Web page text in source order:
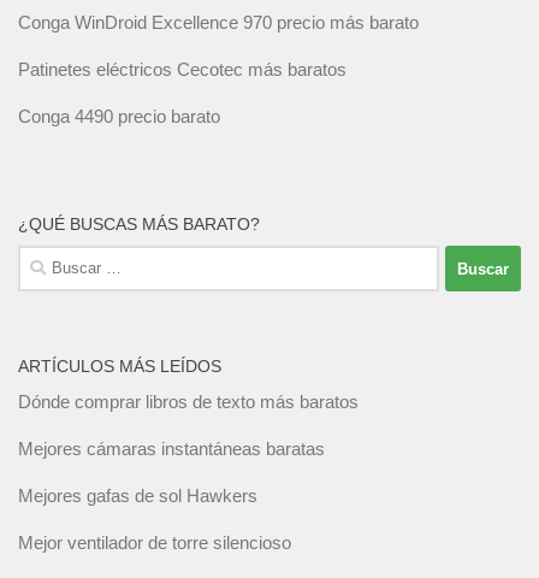
Conga WinDroid Excellence 970 precio más barato
Patinetes eléctricos Cecotec más baratos
Conga 4490 precio barato
¿QUÉ BUSCAS MÁS BARATO?
Buscar:
ARTÍCULOS MÁS LEÍDOS
Dónde comprar libros de texto más baratos
Mejores cámaras instantáneas baratas
Mejores gafas de sol Hawkers
Mejor ventilador de torre silencioso